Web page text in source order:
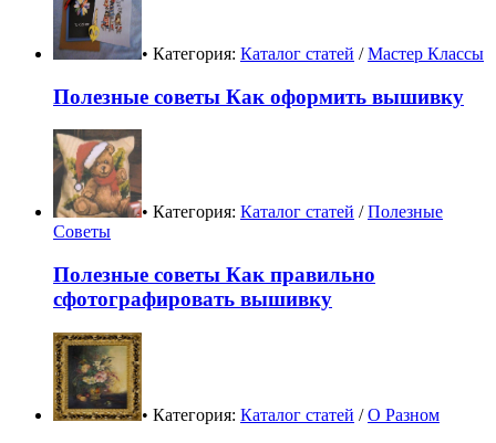
• Категория: Каталог статей /Мастер Классы
Полезные советы Как оформить вышивку
• Категория: Каталог статей /Полезные
Советы
Полезные советы Как правильно
сфотографировать вышивку
• Категория: Каталог статей /О Разном